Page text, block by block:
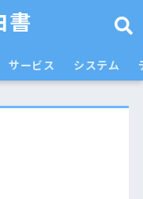
書
サービス システム